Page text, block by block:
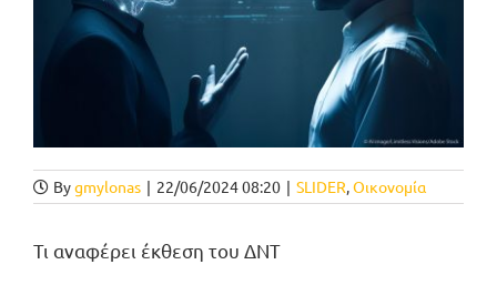
Bygmylonas | 22/06/2024 08:20 | SLIDER,Οικονομία
Τι αναφέρει έκθεση του ΔΝΤ